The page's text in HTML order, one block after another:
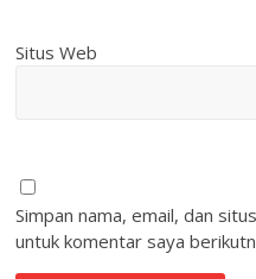
Situs Web
Simpan nama, email, dan
untuk komentar saya